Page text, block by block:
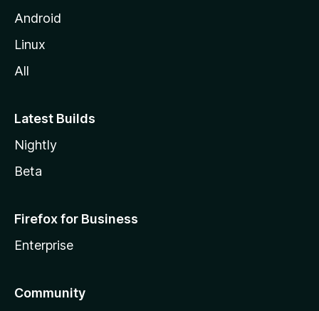
Android
Linux
All
Latest Builds
Nightly
Beta
Firefox for Business
Enterprise
Community